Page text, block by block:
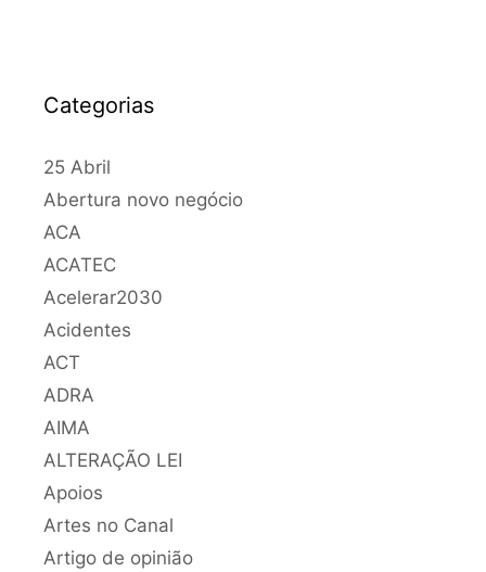
Categorias
25 Abril
Abertura novo negócio
ACA
ACATEC
Acelerar2030
Acidentes
ACT
ADRA
AIMA
ALTERAÇÃO LEI
Apoios
Artes no Canal
Artigo de opinião